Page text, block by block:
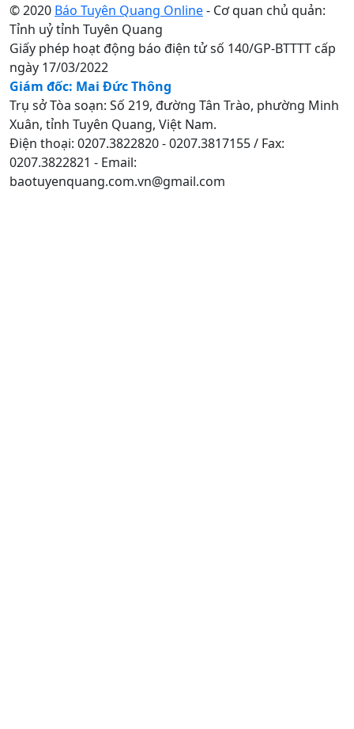
© 2020 Báo Tuyên Quang Online- Cơ quan chủ quản:
Tỉnh uỷ tỉnh Tuyên Quang
Giấy phép hoạt động báo điện tử số 140/GP-BTTTT cấp
ngày 17/03/2022
Giám đốc: Mai Đức Thông
Trụ sở Tòa soạn: Số 219, đường Tân Trào, phường Minh
Xuân, tỉnh Tuyên Quang, Việt Nam.
Điện thoại: 0207.3822820 - 0207.3817155 / Fax:
0207.3822821 - Email:
baotuyenquang.com.vn@gmail.com